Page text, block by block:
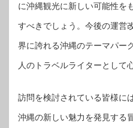
に沖縄観光に新しい可能性を
すべきでしょう。今後の運営
界に誇れる沖縄のテーマパー
人のトラベルライターとして
訪問を検討されている皆様に
沖縄の新しい魅力を発見する